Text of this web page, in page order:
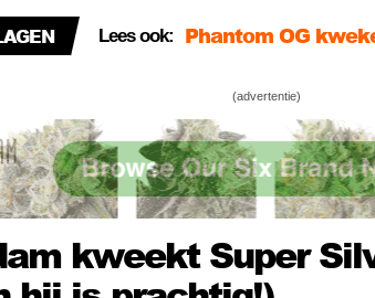
Lees ook:
Test@ment
De ontknoping
(advertentie)
kweekt Super